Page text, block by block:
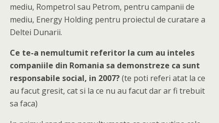
mediu, Rompetrol sau Petrom, pentru campanii de
mediu, Energy Holding pentru proiectul de curatare a
Deltei Dunarii.
Ce te-a nemultumit referitor la cum au inteles
companiile din Romania sa demonstreze ca sunt
responsabile social, in 2007?(te poti referi atat la ce
au facut gresit, cat si la ce nu au facut dar ar fi trebuit
sa faca)